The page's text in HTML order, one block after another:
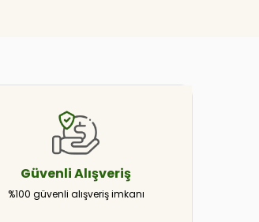
GüvenliAlışveriş
%100 güvenli alışveriş imkanı